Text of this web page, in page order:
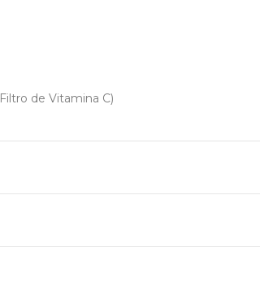
de Vitamina C)